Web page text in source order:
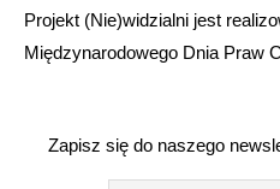
Projekt (Nie)widzialni jest
Międzynarodowego Dnia Praw
Zapisz się do naszego